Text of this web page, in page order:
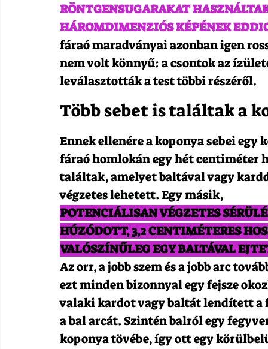
RÖNTGENSUGARAKAT
HÁROMDIMENZIÓS KÉPÉNEK
fáraó maradványai azonban igen
nem volt könnyű: a csontok az
leválasztották a test többi részéről.
Több sebet is találtak a
Ennek ellenére a koponya sebei
fáraó homlokán egy hét centiméter
találtak, amelyet baltával vagy
végzetes lehetett. Egy másik,
POTENCIÁLISAN VÉGZETES
HÚZÓDOTT, 3,2 CENTIMÉTERES
VALÓSZÍNŰLEG EGY BALTÁVAL
Az orr, a jobb szem és a jobb arc
ezt minden bizonnyal egy fejsze
valaki kardot vagy baltát lendített a
a bal arcát. Szintén balról egy
koponya tövébe, így ott egy